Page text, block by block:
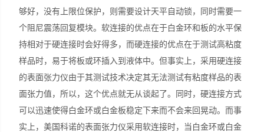
够好，没有上限位保护，则需要设计天平自动锁，同时需要一
个阻尼震荡回复模块。软连接的优点在于白金环和板的水平保
持相对于硬连接时会好得多，而硬连接的优点在于测试高粘度
样品时，易于将板或环插入到液体中。但事实上，采用硬连接
的表面张力仪由于其测试技术决定其无法测试有粘度样品的表
面张力值，所以，这个优点就无从谈起了。同时，硬连接方式
可以迅速使得白金环或白金板稳定下来而不会来回晃动。而事
实上，美国科诺的表面张力仪采用软连接时，当白金环或白金